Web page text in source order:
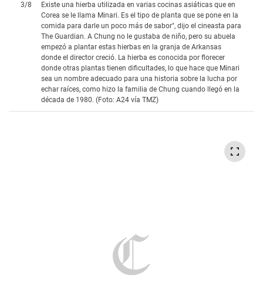
3/8
Existe una hierba utilizada en varias cocinas asiáticas que en
Corea se le llama Minari. Es el tipo de planta que se pone en la
comida para darle un poco más de sabor", dijo el cineasta para
The Guardian. A Chung no le gustaba de niño, pero su abuela
empezó a plantar estas hierbas en la granja de Arkansas
donde el director creció. La hierba es conocida por florecer
donde otras plantas tienen dificultades, lo que hace que Minari
sea un nombre adecuado para una historia sobre la lucha por
echar raíces, como hizo la familia de Chung cuando llegó en la
década de 1980. (Foto: A24 vía TMZ)